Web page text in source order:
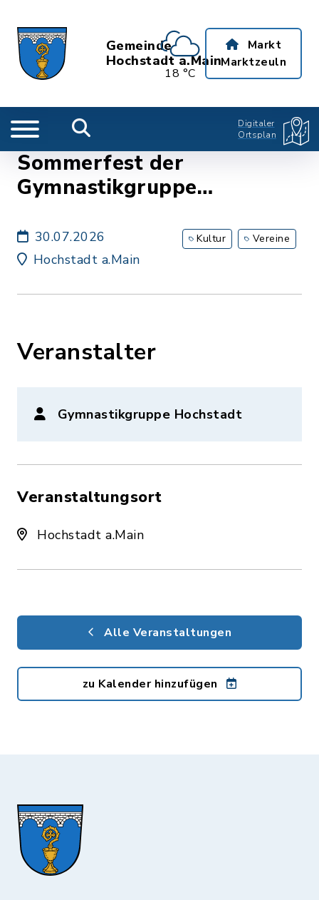
Gemeinde
Hochstadt a.Main
18 °C
Markt
Marktzeuln
Digitaler
Ortsplan
Sommerfest der
Gymnastikgruppe
30.07.2026
Hochstadt a.Main
Kultur Vereine
Veranstalter
Gymnastikgruppe Hochstadt
Veranstaltungsort
Hochstadt a.Main
Alle Veranstaltungen
zu Kalender hinzufügen